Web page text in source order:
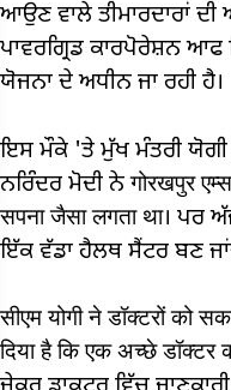
ਆਉਣ ਵਾਲੇ ਤੀਮਾਰਦਾਰਾਂ
ਪਾਵਰਗ੍ਰਿਡ ਕਾਰਪੋਰੇਸ਼ਨ
ਯੋਜਨਾ ਦੇ ਅਧੀਨ ਜਾ ਰਹੀ ਹੈ।
ਇਸ ਮੌਕੇ 'ਤੇ ਮੁੱਖ ਮੰਤਰੀ ਯੋਗੀ
ਨਰਿੰਦਰ ਮੋਦੀ ਨੇ गोरखपुर
सपना जैसा लगता था। ਪਰ
ਇੱਕ ਵੱਡਾ ਹੈਲਥ ਸੈਂਟਰ ਬਣ
सीएम योगी ने डॉक्टरों को
दिया है कि एक अच्छे डॉक्टर